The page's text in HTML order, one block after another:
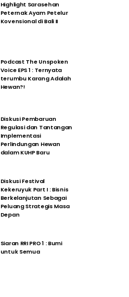
Highlight Sarasehan
Peternak Ayam Petelur
Kovensional di Bali II
Podcast The Unspoken
Voice EPS 1 : Ternyata
terumbu Karang Adalah
Hewan?!
Diskusi Pembaruan
Regulasi dan Tantangan
Implementasi
Perlindungan Hewan
dalam KUHP Baru
Diskusi Festival
Kekeruyuk Part I : Bisnis
Berkelanjutan Sebagai
Peluang Strategis Masa
Depan
Siaran RRI PRO 1 : Bumi
untuk Semua